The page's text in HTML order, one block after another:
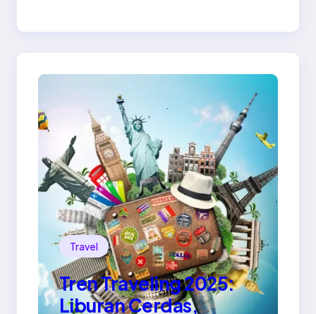
Travel
Tren Traveling 2025:
Liburan Cerdas,